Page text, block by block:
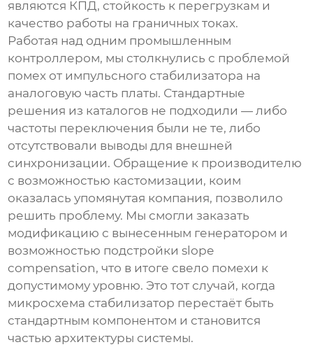
являются КПД, стойкость к перегрузкам и
качество работы на граничных токах.
Работая над одним промышленным
контроллером, мы столкнулись с проблемой
помех от импульсного стабилизатора на
аналоговую часть платы. Стандартные
решения из каталогов не подходили — либо
частоты переключения были не те, либо
отсутствовали выводы для внешней
синхронизации. Обращение к производителю
с возможностью кастомизации, коим
оказалась упомянутая компания, позволило
решить проблему. Мы смогли заказать
модификацию с вынесенным генератором и
возможностью подстройки slope
compensation, что в итоге свело помехи к
допустимому уровню. Это тот случай, когда
микросхема стабилизатор перестаёт быть
стандартным компонентом и становится
частью архитектуры системы.